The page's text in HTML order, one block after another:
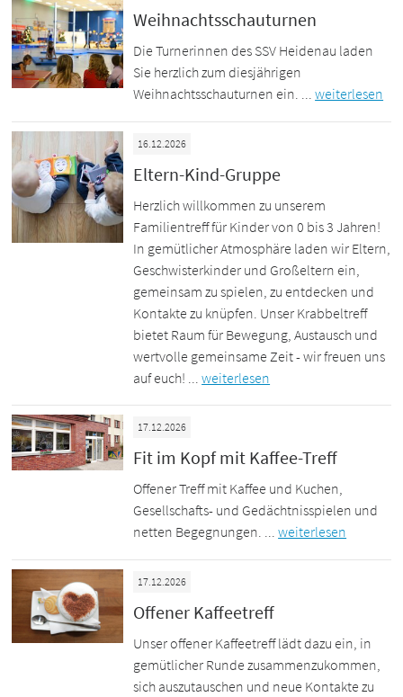
Weihnachtsschauturnen
Die Turnerinnen des SSV Heidenau laden
Sie herzlich zum diesjährigen
Weihnachtsschauturnen ein. ...weiterlesen
16.12.2026
Eltern-Kind-Gruppe
Herzlich willkommen zu unserem
Familientreff für Kinder von 0 bis 3 Jahren!
In gemütlicher Atmosphäre laden wir Eltern,
Geschwisterkinder und Großeltern ein,
gemeinsam zu spielen, zu entdecken und
Kontakte zu knüpfen. Unser Krabbeltreff
bietet Raum für Bewegung, Austausch und
wertvolle gemeinsame Zeit - wir freuen uns
auf euch! ...weiterlesen
17.12.2026
Fit im Kopf mit Kaffee-Treff
Offener Treff mit Kaffee und Kuchen,
Gesellschafts- und Gedächtnisspielen und
netten Begegnungen. ...weiterlesen
17.12.2026
Offener Kaffeetreff
Unser offener Kaffeetreff lädt dazu ein, in
gemütlicher Runde zusammenzukommen,
sich auszutauschen und neue Kontakte zu